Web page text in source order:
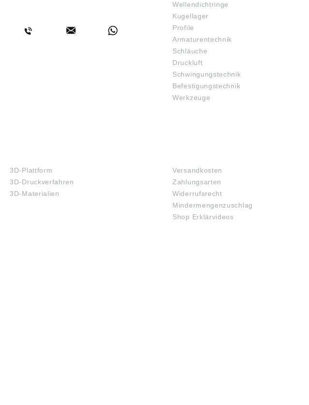
Wellendichtringe
Kugellager
Profile
Armaturentechnik
Schläuche
Druckluft
Schwingungstechnik
Befestigungstechnik
Werkzeuge
3D-Plattform
3D-Druckverfahren
3D-Materialien
Versandkosten
Zahlungsarten
Widerrufsrecht
Mindermengenzuschlag
Shop Erklärvideos